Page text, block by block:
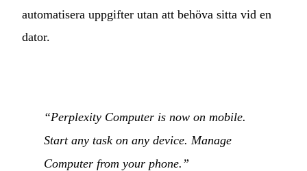
automatisera uppgifter utan att behöva sitta vid en
dator.
“Perplexity Computer is now on mobile.
Start any task on any device. Manage
Computer from your phone.”